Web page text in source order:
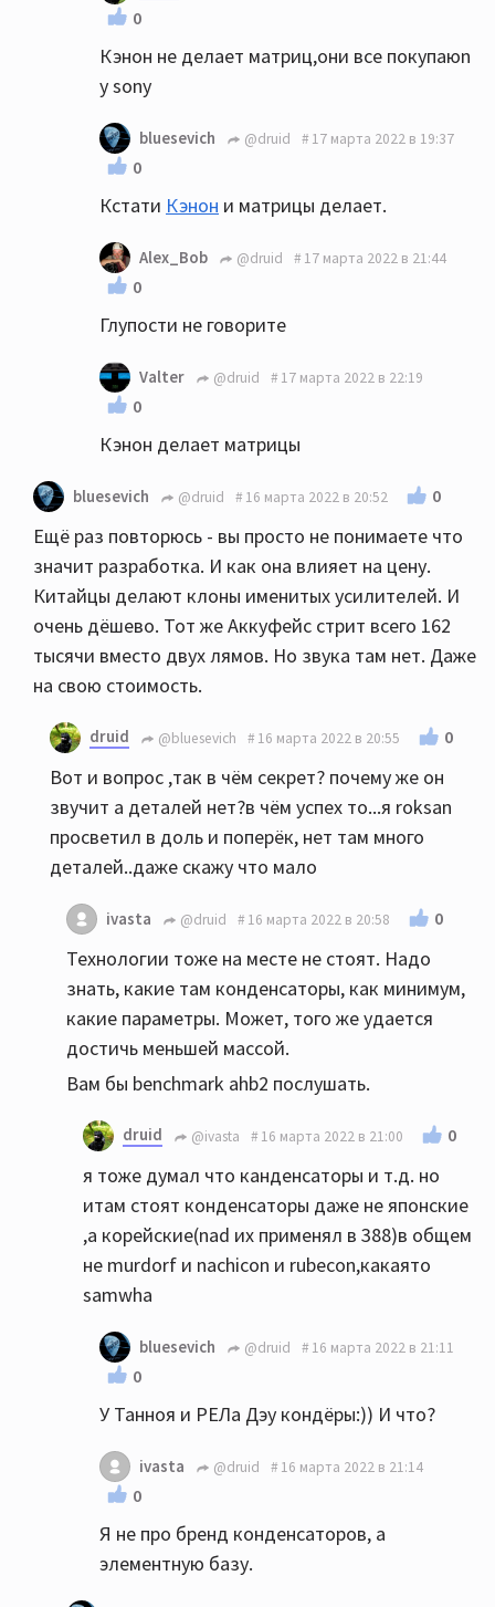
0
Кэнон не делает матриц,они все покупаюn
у sony
bluesevich @druid 17 марта 2022 в 19:37
0
Кстати Кэнон и матрицы делает.
Alex_Bob @druid 17 марта 2022 в 21:44
0
Глупости не говорите
Valter @druid 17 марта 2022 в 22:19
0
Кэнон делает матрицы
bluesevich @druid 16 марта 2022 в 20:52 0
Ещё раз повторюсь - вы просто не понимаете что
значит разработка. И как она влияет на цену.
Китайцы делают клоны именитых усилителей. И
очень дёшево. Тот же Аккуфейс стрит всего 162
тысячи вместо двух лямов. Но звука там нет. Даже
на свою стоимость.
druid @bluesevich 16 марта 2022 в 20:55 0
Вот и вопрос ,так в чём секрет? почему же он
звучит а деталей нет?в чём успех то...я roksan
просветил в доль и поперёк, нет там много
деталей..даже скажу что мало
ivasta @druid 16 марта 2022 в 20:58 0
Технологии тоже на месте не стоят. Надо
знать, какие там конденсаторы, как минимум,
какие параметры. Может, того же удается
достичь меньшей массой.
Вам бы benchmark ahb2 послушать.
druid @ivasta 16 марта 2022 в 21:00 0
я тоже думал что канденсаторы и т.д. но
итам стоят конденсаторы даже не японские
,а корейские(nad их применял в 388)в общем
не murdorf и nachicon и rubecon,какаято
samwha
bluesevich @druid 16 марта 2022 в 21:11
0
У Танноя и РЕЛа Дэу кондёры:)) И что?
ivasta @druid 16 марта 2022 в 21:14
0
Я не про бренд конденсаторов, а
элементную базу.